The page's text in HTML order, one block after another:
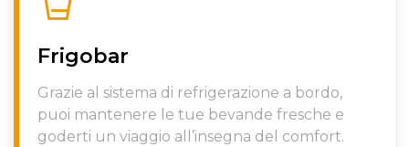
Frigobar
Grazie al sistema di refrigerazione a bordo,
puoi mantenere le tue bevande fresche e
goderti un viaggio all’insegna del comfort.